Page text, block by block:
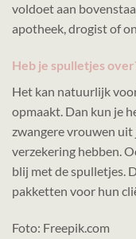
voldoet aan
apotheek, drogist of
Heb je spulletjes
Het kan natuurlijk
opmaakt. Dan kun je
zwangere vrouwen uit
verzekering hebben.
blij met de spulletjes.
pakketten voor hun
Foto: Freepik.com